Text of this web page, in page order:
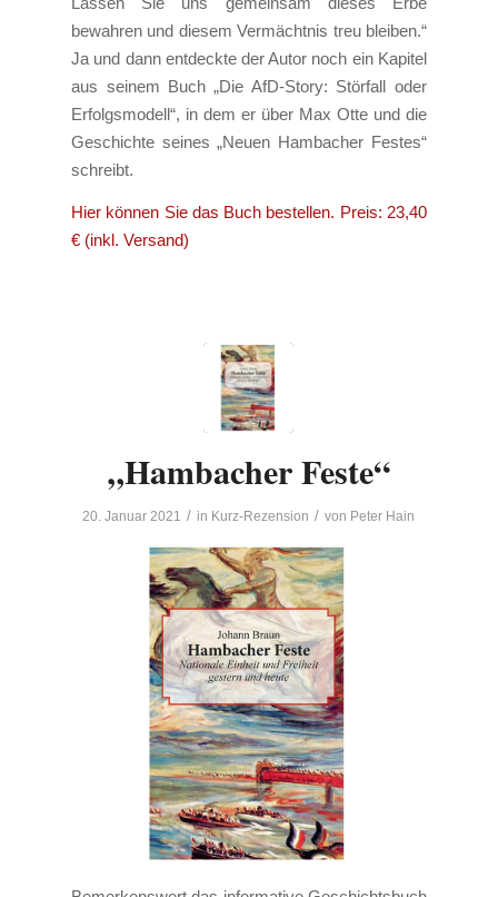
bewahren und diesem Vermächtnis treu bleiben.“
Ja und dann entdeckte der Autor noch ein Kapitel
aus seinem Buch „Die AfD-Story: Störfall oder
Erfolgsmodell“, in dem er über Max Otte und die
Geschichte seines „Neuen Hambacher Festes“
schreibt.
Hier können Sie das Buch bestellen. Preis: 23,40
€ (inkl. Versand)
„Hambacher Feste“
20. Januar 2021 / in Kurz-Rezension / von Peter Hain